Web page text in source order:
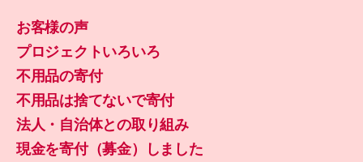
お客様の声
プロジェクトいろいろ
不用品の寄付
不用品は捨てないで寄付
法人・自治体との取り組み
現金を寄付（募金）しました